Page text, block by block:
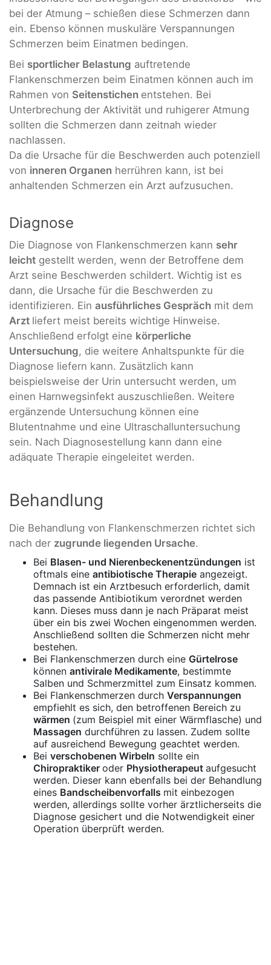
bei der Atmung – schießen diese Schmerzen dann
ein. Ebenso können muskuläre Verspannungen
Schmerzen beim Einatmen bedingen.
Bei sportlicher Belastung auftretende
Flankenschmerzen beim Einatmen können auch im
Rahmen von Seitenstichen entstehen. Bei
Unterbrechung der Aktivität und ruhigerer Atmung
sollten die Schmerzen dann zeitnah wieder
nachlassen.
Da die Ursache für die Beschwerden auch potenziell
von inneren Organen herrühren kann, ist bei
anhaltenden Schmerzen ein Arzt aufzusuchen.
Diagnose
Die Diagnose von Flankenschmerzen kann sehr
leicht gestellt werden, wenn der Betroffene dem
Arzt seine Beschwerden schildert. Wichtig ist es
dann, die Ursache für die Beschwerden zu
identifizieren. Ein ausführliches Gespräch mit dem
Arzt liefert meist bereits wichtige Hinweise.
Anschließend erfolgt eine körperliche
Untersuchung, die weitere Anhaltspunkte für die
Diagnose liefern kann. Zusätzlich kann
beispielsweise der Urin untersucht werden, um
einen Harnwegsinfekt auszuschließen. Weitere
ergänzende Untersuchung können eine
Blutentnahme und eine Ultraschalluntersuchung
sein. Nach Diagnosestellung kann dann eine
adäquate Therapie eingeleitet werden.
Behandlung
Die Behandlung von Flankenschmerzen richtet sich
nach der zugrunde liegenden Ursache.
Bei Blasen- und Nierenbeckenentzündungen ist
oftmals eine antibiotische Therapie angezeigt.
Demnach ist ein Arztbesuch erforderlich, damit
das passende Antibiotikum verordnet werden
kann. Dieses muss dann je nach Präparat meist
über ein bis zwei Wochen eingenommen werden.
Anschließend sollten die Schmerzen nicht mehr
bestehen.
Bei Flankenschmerzen durch eine Gürtelrose
können antivirale Medikamente, bestimmte
Salben und Schmerzmittel zum Einsatz kommen.
Bei Flankenschmerzen durch Verspannungen
empfiehlt es sich, den betroffenen Bereich zu
wärmen (zum Beispiel mit einer Wärmflasche) und
Massagen durchführen zu lassen. Zudem sollte
auf ausreichend Bewegung geachtet werden.
Bei verschobenen Wirbeln sollte ein
Chiropraktiker oder Physiotherapeut aufgesucht
werden. Dieser kann ebenfalls bei der Behandlung
eines Bandscheibenvorfalls mit einbezogen
werden, allerdings sollte vorher ärztlicherseits die
Diagnose gesichert und die Notwendigkeit einer
Operation überprüft werden.